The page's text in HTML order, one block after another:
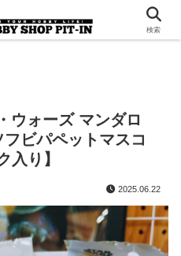
販売。 ピットインのウェブサイトです
ウォーズ マンダロ
ビパペットマスコ
入り】
2025.06.22
検索